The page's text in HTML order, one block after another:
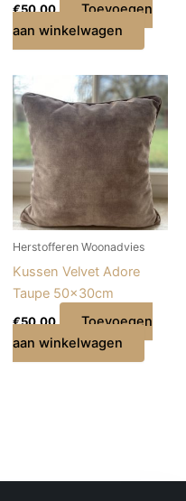
€50,00
Toevoegen
aan winkelwagen
Herstofferen Woonadvies
Kussen Velvet Adore
Taupe 50x30cm
€50,00
Toevoegen
aan winkelwagen